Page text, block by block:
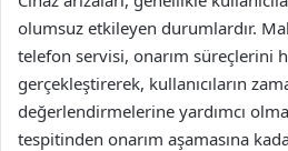
olumsuz etkileyen durumlardır.
telefon servisi, onarım süreçlerini
gerçekleştirerek, kullanıcıların
değerlendirmelerine yardımcı
tespitinden onarım aşamasına